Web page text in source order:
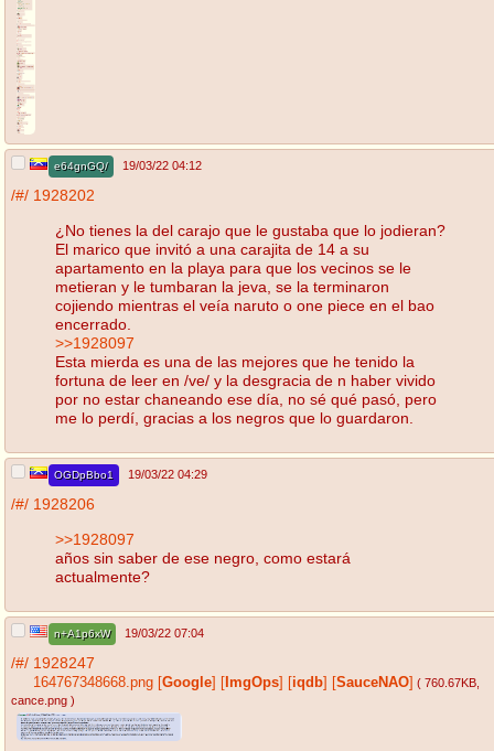
e64gnGQ/ 19/03/22 04:12
/#/ 1928202
¿No tienes la del carajo que le gustaba que lo jodieran?
El marico que invitó a una carajita de 14 a su
apartamento en la playa para que los vecinos se le
metieran y le tumbaran la jeva, se la terminaron
cojiendo mientras el veía naruto o one piece en el bao
encerrado.
>>1928097
Esta mierda es una de las mejores que he tenido la
fortuna de leer en /ve/ y la desgracia de n haber vivido
por no estar chaneando ese día, no sé qué pasó, pero
me lo perdí, gracias a los negros que lo guardaron.
OGDpBbo1 19/03/22 04:29
/#/ 1928206
>>1928097
años sin saber de ese negro, como estará
actualmente?
n+A1p6xW 19/03/22 07:04
/#/ 1928247
164767348668.png Google ImgOps iqdb SauceNAO ( 760.67KB
cance.png )